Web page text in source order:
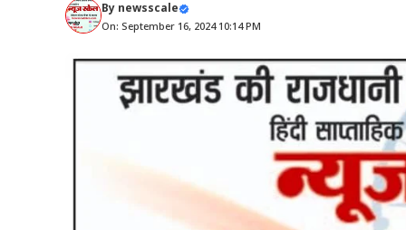
By newsscale
On: September 16, 2024 10:14 PM